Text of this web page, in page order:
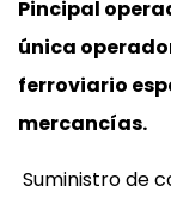
Pincipal
única
ferroviario
mercancías.
Suministro de